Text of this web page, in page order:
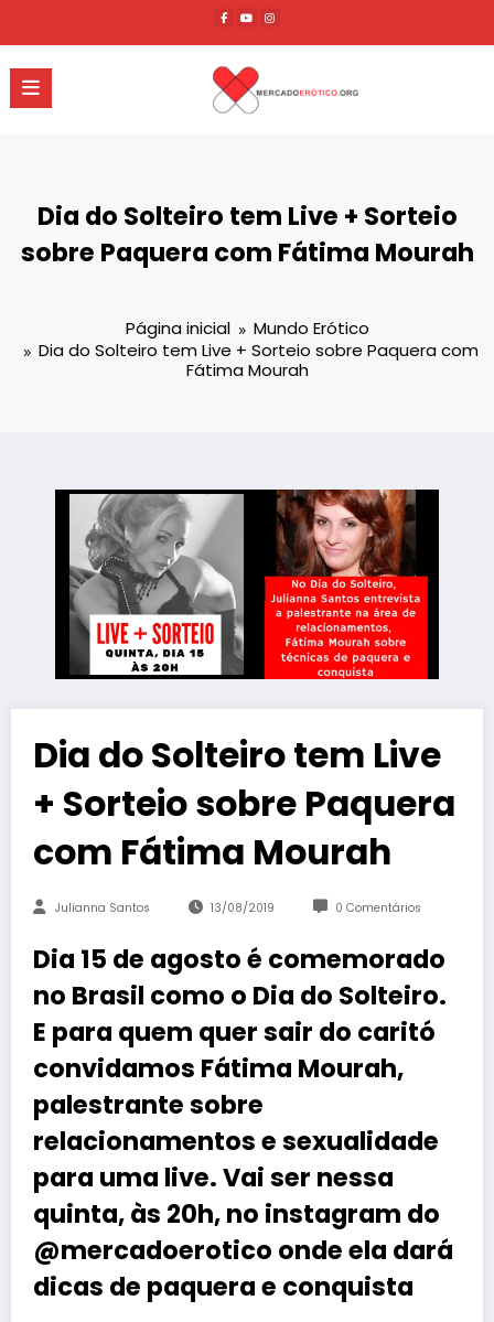
o
conteúdo
Dia do Solteiro tem Live + Sorteio
sobre Paquera com Fátima Mourah
Página inicial
Mundo Erótico
Dia do Solteiro tem Live + Sorteio sobre Paquera com
Fátima Mourah
Dia do Solteiro tem Live
+ Sorteio sobre Paquera
com Fátima Mourah
Julianna Santos 13/08/2019 0 Comentários
Dia 15 de agosto é comemorado
no Brasil como o Dia do Solteiro.
E para quem quer sair do caritó
convidamos Fátima Mourah,
palestrante sobre
relacionamentos e sexualidade
para uma live. Vai ser nessa
quinta, às 20h, no instagram do
@mercadoerotico onde ela dará
dicas de paquera e conquista